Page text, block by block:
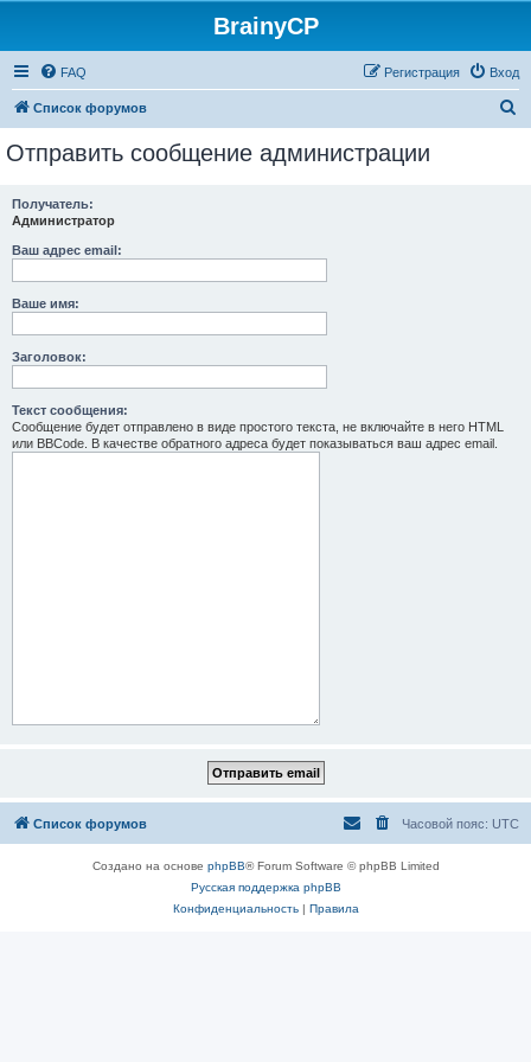
BrainyCP
FAQ Вход
Регистрация
Список форумов
Отправить сообщение администрации
Получатель:
Администратор
Ваш адрес email:
Ваше имя:
Заголовок:
Текст сообщения:
Сообщение будет отправлено в виде простого текста, не включайте в него HTML
или BBCode. В качестве обратного адреса будет показываться ваш адрес email.
Список форумов Часовой пояс: UTC
Создано на основе phpBB® Forum Software © phpBB Limited
Русская поддержка phpBB
Конфиденциальность| Правила